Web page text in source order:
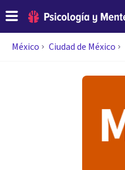
México Ciudad de México